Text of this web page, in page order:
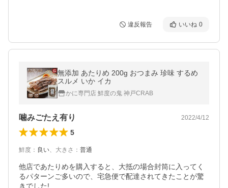
違反報告 いいね 0
無添加 あたりめ 200g おつまみ 珍味 するめ
スルメ いか イカ
かに専門店 鮮度の鬼 神戸CRAB
噛みごたえ有り 2022/4/12
5
鮮度 ： 良い、 大きさ ： 普通
他店であたりめを購入すると、大抵の場合封筒に入ってく
るパターンご多いので、宅急便で配達されてきたことが驚
きでした!